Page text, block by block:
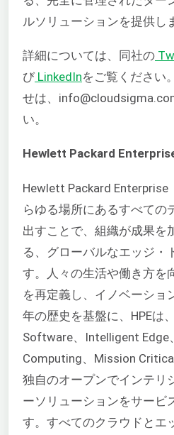
ルソリューションを提供し
詳細については、同社の
び LinkedInをご覧ください
せは、
い。
Hewlett Packard
Hewlett Packard Enterprise
らゆる場所にあるすべての
出すことで、組織が成果を
る、グローバルなエッジ・
す。人々の生活や働き方を
を再定義し、イノベーショ
年の歴史を基盤に、HPEは
Software、Intelligent Edge
Computing、Mission
独自のオープンでインテリ
ーソリューションをサービ
す。すべてのクラウドとエ